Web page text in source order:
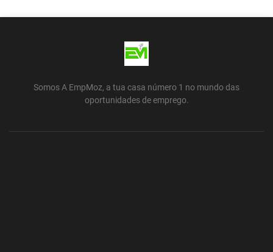
Somos A EmpMoz, a tua casa número 1 no mundo das
oportunidades de emprego.